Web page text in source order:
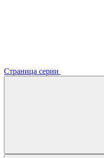
Страница серии